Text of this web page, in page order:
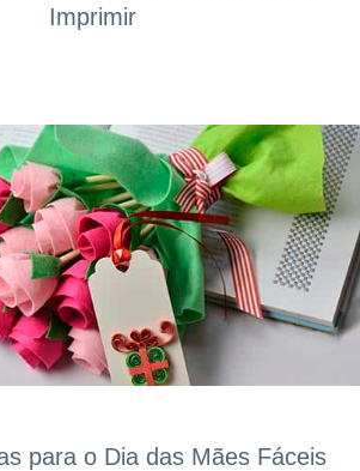
Imprimir
para o Dia das Mães Fáceis